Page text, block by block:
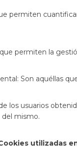
permiten
permiten la
Son aquéllas
los usuarios
del mismo.
utilizadas